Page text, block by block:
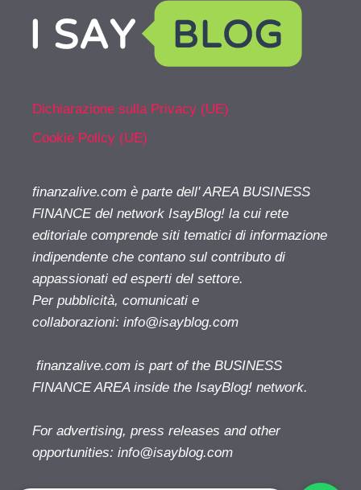
Dichiarazione sulla Privacy (UE)
Cookie Policy (UE)
finanzalive.com è parte dell' AREA BUSINESS
FINANCE del network IsayBlog! la cui rete
editoriale comprende siti tematici di informazione
indipendente che contano sul contributo di
appassionati ed esperti del settore.
Per pubblicità, comunicati e
collaborazioni: info@isayblog.com
finanzalive.com is part of the BUSINESS
FINANCE AREA inside the IsayBlog! network.
For advertising, press releases and other
opportunities: info@isayblog.com